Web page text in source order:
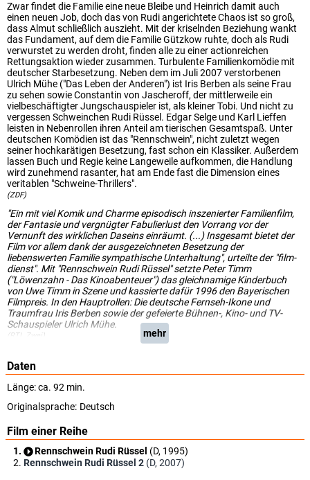
Zwar findet die Familie eine neue Bleibe und Heinrich damit auch
einen neuen Job, doch das von Rudi angerichtete Chaos ist so groß,
dass Almut schließlich auszieht. Mit der kriselnden Beziehung wankt
das Fundament, auf dem die Familie Gützkow ruhte, doch als Rudi
verwurstet zu werden droht, finden alle zu einer actionreichen
Rettungsaktion wieder zusammen. Turbulente Familienkomödie mit
deutscher Starbesetzung. Neben dem im Juli 2007 verstorbenen
Ulrich Mühe ("Das Leben der Anderen") ist Iris Berben als seine Frau
zu sehen sowie Constantin von Jascheroff, der mittlerweile ein
vielbeschäftigter Jungschauspieler ist, als kleiner Tobi. Und nicht zu
vergessen Schweinchen Rudi Rüssel. Edgar Selge und Karl Lieffen
leisten in Nebenrollen ihren Anteil am tierischen Gesamtspaß. Unter
deutschen Komödien ist das "Rennschwein", nicht zuletzt wegen
seiner hochkarätigen Besetzung, fast schon ein Klassiker. Außerdem
lassen Buch und Regie keine Langeweile aufkommen, die Handlung
wird zunehmend rasanter, hat am Ende fast die Dimension eines
veritablen "Schweine-Thrillers".
(ZDF)
"Ein mit viel Komik und Charme episodisch inszenierter Familienfilm,
der Fantasie und vergnügter Fabulierlust den Vorrang vor der
Vernunft des wirklichen Daseins einräumt. (...) Insgesamt bietet der
Film vor allem dank der ausgezeichneten Besetzung der
liebenswerten Familie sympathische Unterhaltung", urteilte der "film-
dienst". Mit "Rennschwein Rudi Rüssel" setzte Peter Timm
("Löwenzahn - Das Kinoabenteuer") das gleichnamige Kinderbuch
von Uwe Timm in Szene und kassierte dafür 1996 den Bayerischen
Filmpreis. In den Hauptrollen: Die deutsche Fernseh-Ikone und
Traumfrau Iris Berben sowie der gefeierte Bühnen-, Kino- und TV-
Schauspieler Ulrich Mühe.
(RTL Zwei) mehr
Daten
Länge: ca. 92 min.
Originalsprache: Deutsch
Film einer Reihe
Rennschwein Rudi Rüssel (D, 1995)
Rennschwein Rudi Rüssel 2 (D, 2007)